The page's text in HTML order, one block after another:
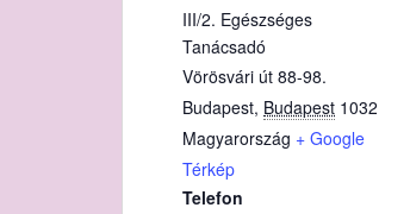
III/2. Egészséges
Tanácsadó
Vörösvári út 88-98.
Budapest, Budapest 1032
Magyarország + Google
Térkép
Telefon